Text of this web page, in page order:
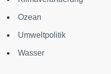
Ozean
Umweltpolitik
Wasser